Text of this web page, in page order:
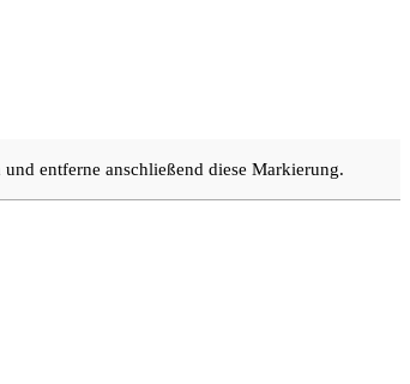
entferne anschließend diese Markierung.